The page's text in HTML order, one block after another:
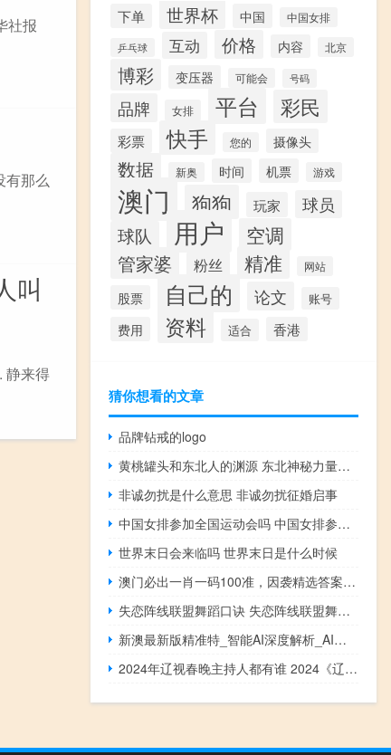
社报
有那么
叫
静来得
下单 世界杯 中国 中国女排
乒乓球 互动 价格 内容 北京
博彩 变压器 可能会 号码
品牌 女排 平台 彩民
彩票 快手 您的 摄像头
数据 新奥 时间 机票 游戏
澳门 狗狗 玩家 球员
球队 用户 空调
管家婆 粉丝 精准 网站
股票 自己的 论文 账号
费用 资料 适合 香港
猜你想看的文章
品牌钻戒的logo
黄桃罐头和东北人的渊源 东北神秘力量黄桃罐头
非诚勿扰是什么意思 非诚勿扰征婚启事
中国女排参加全国运动会吗 中国女排参加重要活动
世界末日会来临吗 世界末日是什么时候
澳门必出一肖一码100准，因袭精选答案落实_资讯版4.418
失恋阵线联盟舞蹈口诀 失恋阵线联盟舞蹈教学
新澳最新版精准特_智能AI深度解析_AI助手版g12.64.872
2024年辽视春晚主持人都有谁 2024《辽视春晚》今晚播出